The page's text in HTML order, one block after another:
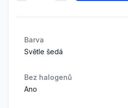
Barva
Světle šedá
Bez halogenů
Ano